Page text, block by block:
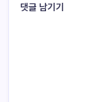
댓글 남기기